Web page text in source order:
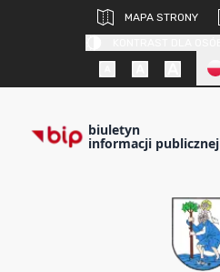
MAPA STRONY
biuletyn
informacji publicznej